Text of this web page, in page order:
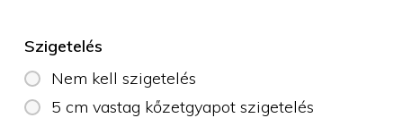
Szigetelés
Nem kell szigetelés
5 cm vastag kőzetgyapot szigetelés